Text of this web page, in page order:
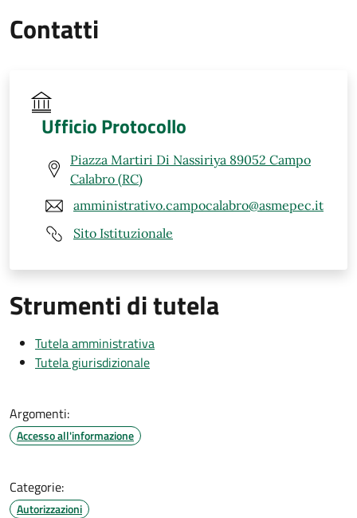
Contatti
Ufficio Protocollo
Piazza Martiri Di Nassiriya 89052 Campo
Calabro (RC)
amministrativo.campocalabro@asmepec.it
Sito Istituzionale
Strumenti di tutela
Tutela amministrativa
Tutela giurisdizionale
Argomenti:
Accesso all'informazione
Categorie:
Autorizzazioni